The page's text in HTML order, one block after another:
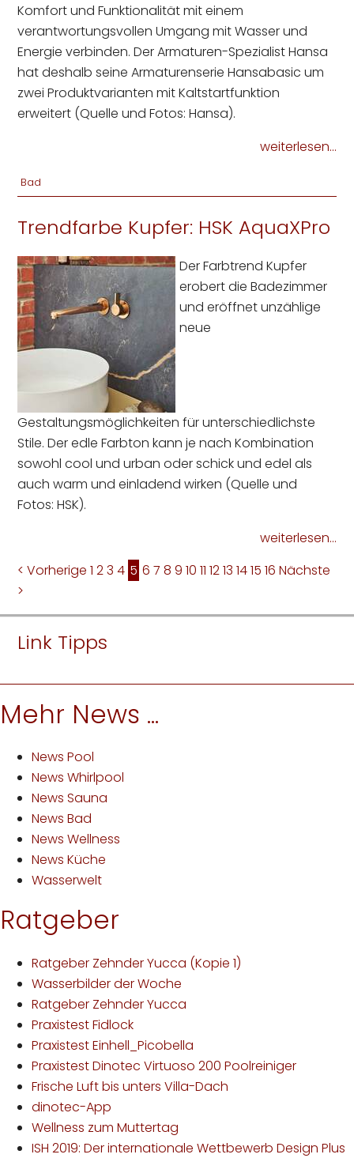
Komfort und Funktionalität mit einem
verantwortungsvollen Umgang mit Wasser und
Energie verbinden. Der Armaturen-Spezialist Hansa
hat deshalb seine Armaturenserie Hansabasic um
zwei Produktvarianten mit Kaltstartfunktion
erweitert (Quelle und Fotos: Hansa).
weiterlesen...
Bad
Trendfarbe Kupfer: HSK AquaXPro
Der Farbtrend Kupfer
erobert die Badezimmer
und eröffnet unzählige
neue
Gestaltungsmöglichkeiten für unterschiedlichste
Stile. Der edle Farbton kann je nach Kombination
sowohl cool und urban oder schick und edel als
auch warm und einladend wirken (Quelle und
Fotos: HSK).
weiterlesen...
< Vorherige 1 23 4 5 6 7 8 9 10 11 1213 1415 16 Nächste
>
Link Tipps
Mehr News ...
News Pool
News Whirlpool
News Sauna
News Bad
News Wellness
News Küche
Wasserwelt
Ratgeber
Ratgeber Zehnder Yucca (Kopie 1)
Wasserbilder der Woche
Ratgeber Zehnder Yucca
Praxistest Fidlock
Praxistest Einhell_Picobella
Praxistest Dinotec Virtuoso 200 Poolreiniger
Frische Luft bis unters Villa-Dach
dinotec-App
Wellness zum Muttertag
ISH 2019: Der internationale Wettbewerb Design Plus